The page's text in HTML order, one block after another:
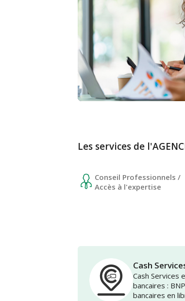
Les services de
Conseil Professionnels /
Accès à l'expertise
Cash
Cash Services
bancaires :
bancaires en